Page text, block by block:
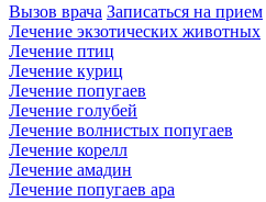
Вызов врача Записаться на прием
Лечение экзотических животных
Лечение птиц
Лечение куриц
Лечение попугаев
Лечение голубей
Лечение волнистых попугаев
Лечение корелл
Лечение амадин
Лечение попугаев ара